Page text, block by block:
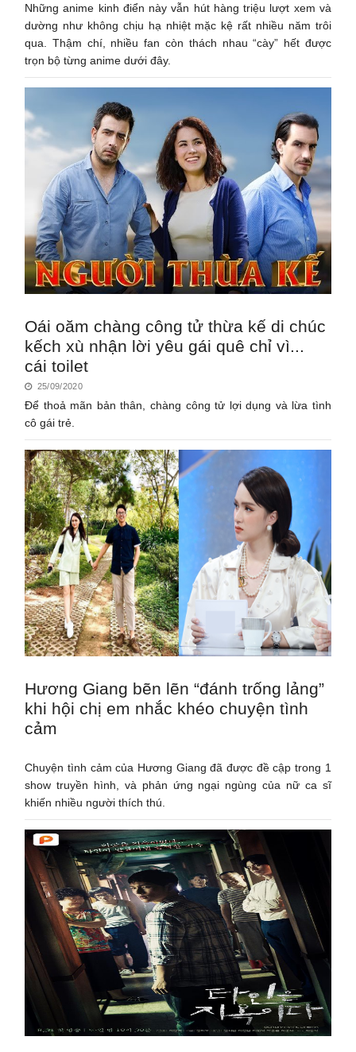
Những anime kinh điển này vẫn hút hàng triệu lượt xem và
dường như không chịu hạ nhiệt mặc kệ rất nhiều năm trôi
qua. Thậm chí, nhiều fan còn thách nhau “cày” hết được
trọn bộ từng anime dưới đây.
Oái oăm chàng công tử thừa kế di chúc
kếch xù nhận lời yêu gái quê chỉ vì...
cái toilet
25/09/2020
Để thoả mãn bản thân, chàng công tử lợi dụng và lừa tình
cô gái trẻ.
Hương Giang bẽn lẽn “đánh trống lảng”
khi hội chị em nhắc khéo chuyện tình
cảm
Chuyện tình cảm của Hương Giang đã được đề cập trong 1
show truyền hình, và phản ứng ngại ngùng của nữ ca sĩ
khiến nhiều người thích thú.